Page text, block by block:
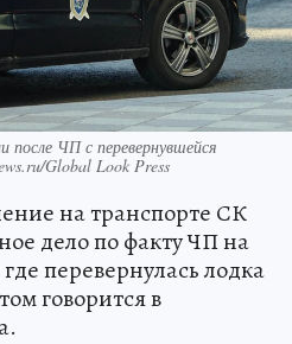
после ЧП с перевернувшейся
Global Look Press
на транспорте СК
дело по факту ЧП на
перевернулась лодка
говорится в